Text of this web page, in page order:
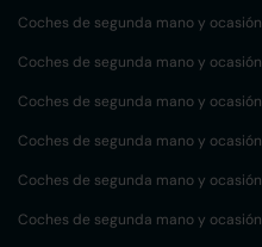
Coches de segunda mano y ocasión
Coches de segunda mano y ocasión
Coches de segunda mano y ocasión
Coches de segunda mano y ocasión
Coches de segunda mano y ocasión
Coches de segunda mano y ocasión